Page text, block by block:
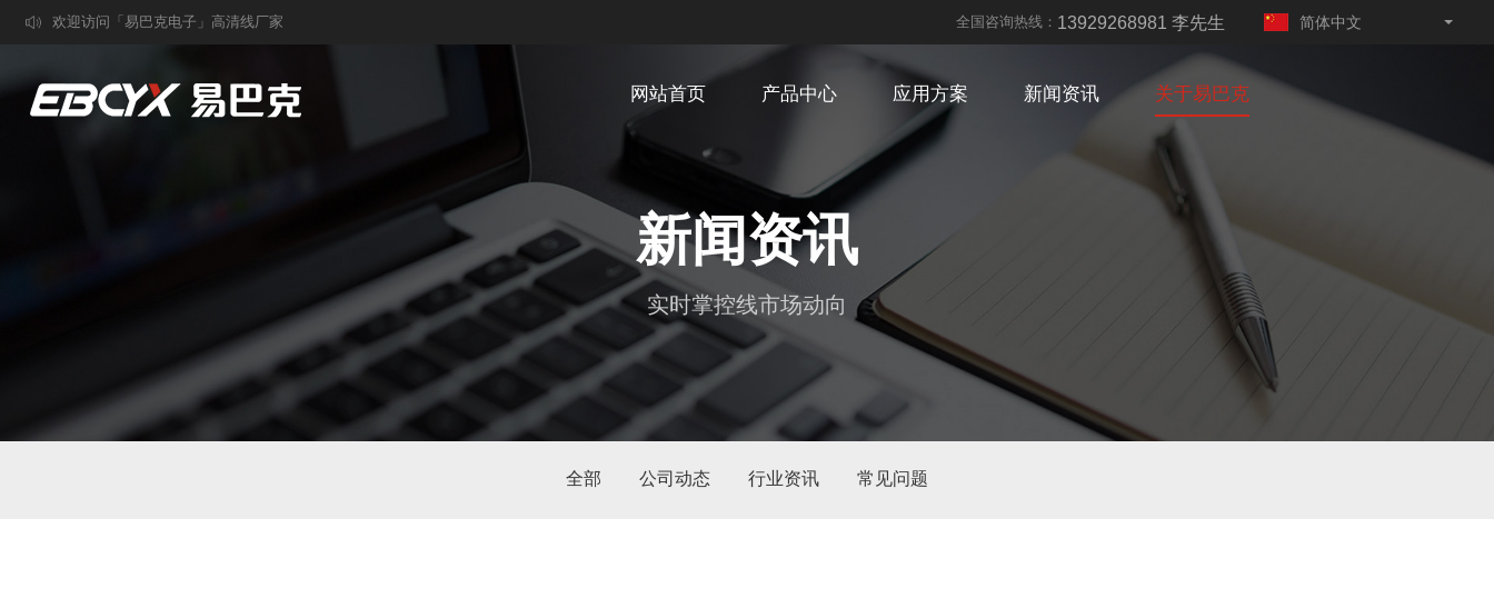
欢迎访问「易巴克电子」高清线厂家 全国咨询热线： 13929268981 李先生 简体中文
网站首页 产品中心 应用方案 新闻资讯 关于易巴克
新闻资讯
实时掌控线市场动向
全部 公司动态 行业资讯 常见问题